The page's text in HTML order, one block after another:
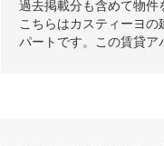
過去掲載分も含めて物件
こちらはカスティーヨ
パートです。この賃貸